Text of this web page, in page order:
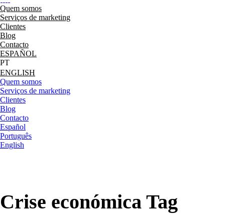
Quem somos
Serviços de marketing
Clientes
Blog
Contacto
ESPAÑOL
ENGLISH
Quem somos
Serviços de marketing
Clientes
Blog
Contacto
Español
Português
English
Crise económica Tag